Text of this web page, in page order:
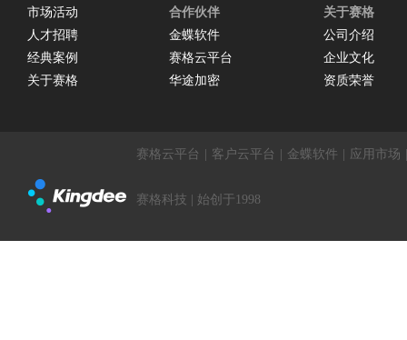
市场活动
人才招聘
经典案例
关于赛格
合作伙伴
金蝶软件
赛格云平台
华途加密
关于赛格
公司介绍
企业文化
资质荣誉
赛格云平台 客户云平台 金蝶软件 应用市场
赛格科技 | 始创于1998